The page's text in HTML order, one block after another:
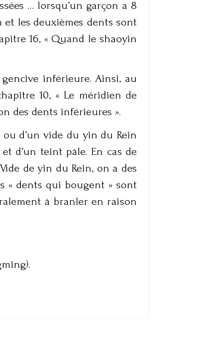
… lorsqu’un garçon a 8
les deuxièmes dents sont
16, « Quand le shaoyin
inférieure. Ainsi, au
10, « Le méridien de
des dents inférieures ».
ou d’un vide du yin du Rein
d’un teint pâle. En cas de
de yin du Rein, on a des
« dents qui bougent » sont
à branler en raison